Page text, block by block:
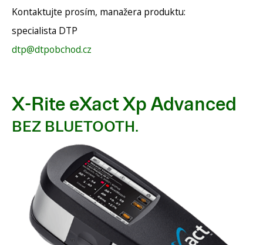
Kontaktujte prosím, manažera produktu:
specialista DTP
dtp@dtpobchod.cz
X-Rite eXact Xp Advanced
BEZ BLUETOOTH.